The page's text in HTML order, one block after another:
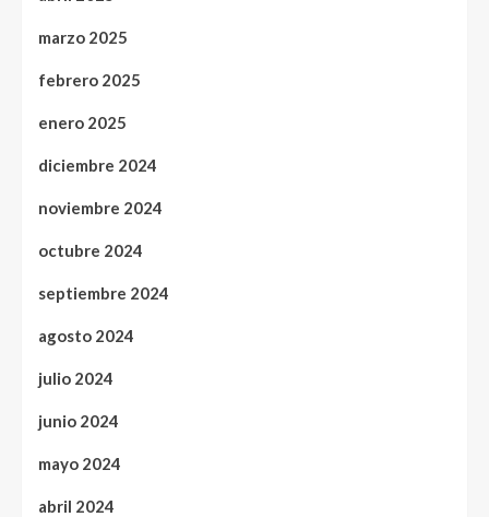
marzo 2025
febrero 2025
enero 2025
diciembre 2024
noviembre 2024
octubre 2024
septiembre 2024
agosto 2024
julio 2024
junio 2024
mayo 2024
abril 2024